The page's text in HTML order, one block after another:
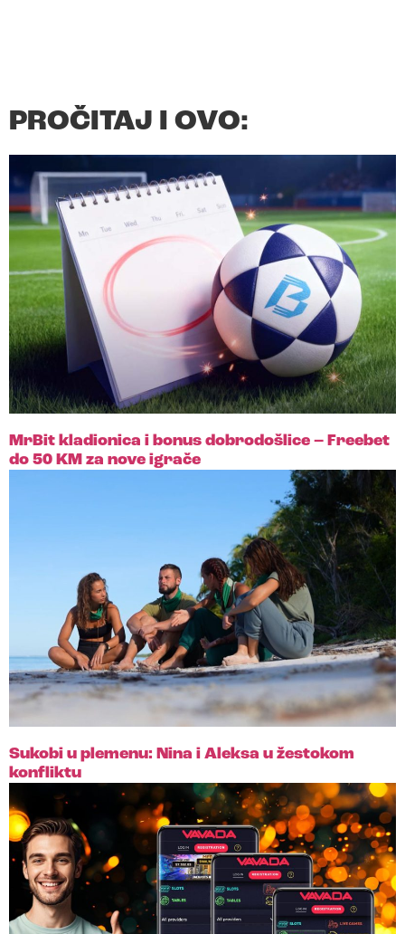
PROČITAJ I OVO:
MrBit kladionica i bonus dobrodošlice – Freebet
do 50 KM za nove igrače
Sukobi u plemenu: Nina i Aleksa u žestokom
konfliktu